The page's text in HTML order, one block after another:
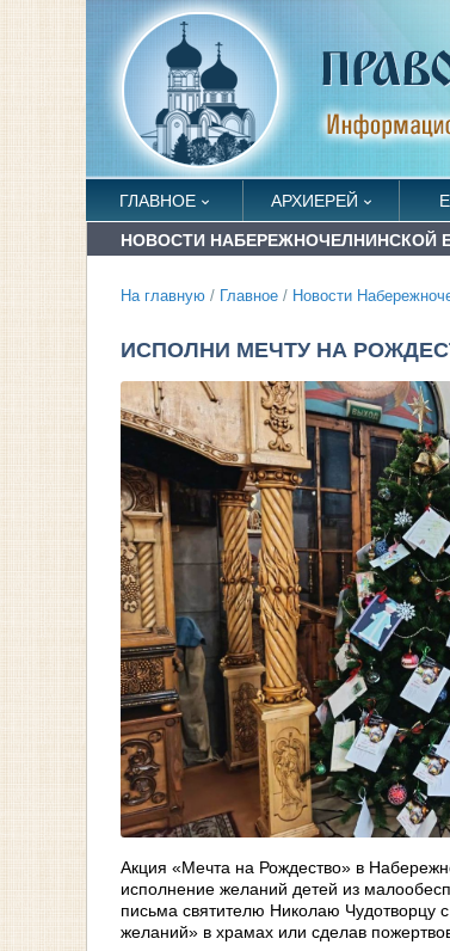
ГЛАВНОЕ АРХИЕРЕЙ
НОВОСТИ НАБЕРЕЖНОЧЕЛНИНСКОЙ
На главную / Главное / Новости
ИСПОЛНИ МЕЧТУ НА
Акция «Мечта на Рождество» в
исполнение желаний детей из
письма святителю Николаю Чудотворцу
желаний» в храмах или сделав